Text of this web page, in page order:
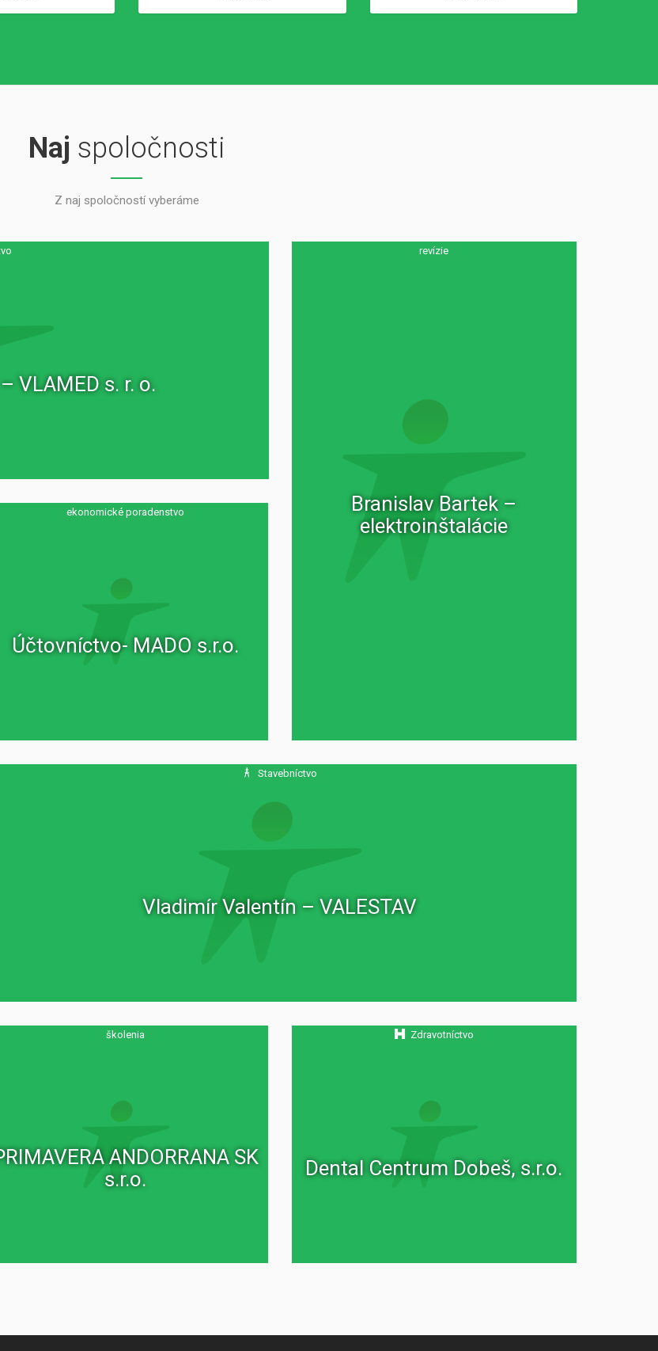
Naj spoločnosti
Z naj spoločností vyberáme
VLAMED s. r. o.
Branislav Bartek –
elektroinštalácie
revízie
Účtovníctvo- MADO s.r.o.
ekonomické poradenstvo
Vladimír Valentín – VALESTAV
Stavebníctvo
ANDORRANA SK
s.r.o.
školenia
Dental Centrum Dobeš, s.r.o.
Zdravotníctvo